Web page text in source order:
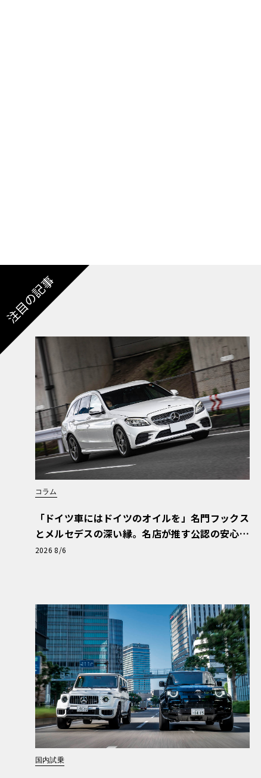
注目の記事
コラム
「ドイツ車にはドイツのオイルを」名門フックス
とメルセデスの深い縁。名店が推す公認の安心
と、Cクラスで味わうシルキーな走り〈PR〉
2026 8/6
国内試乗